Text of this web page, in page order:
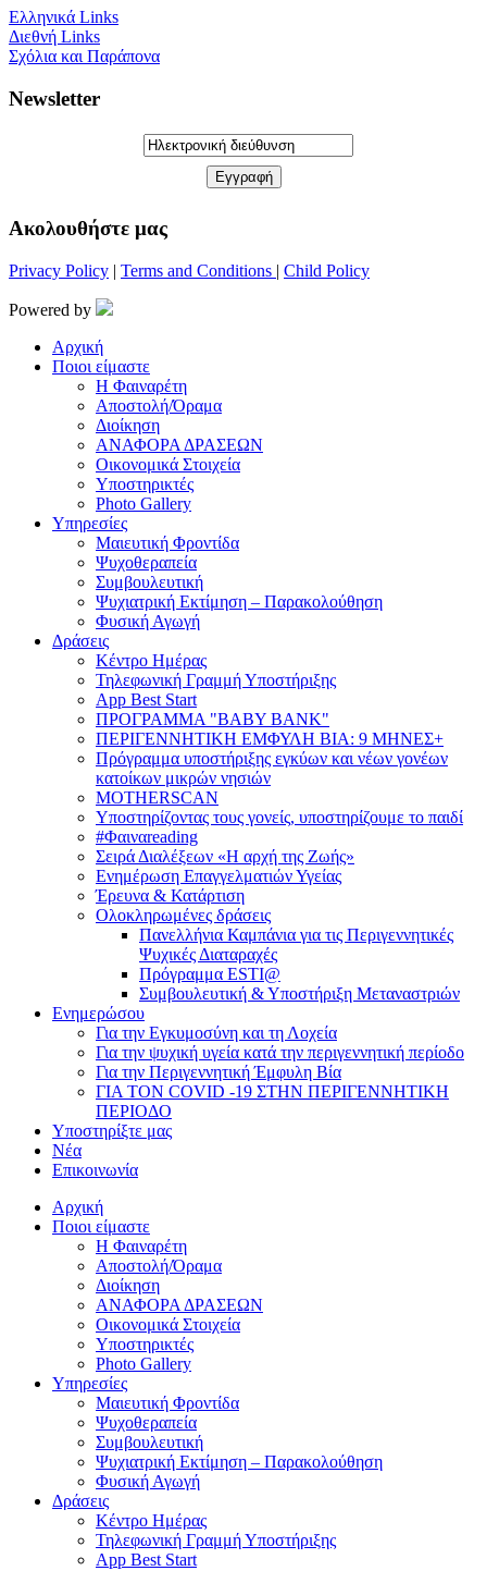
Ελληνικά Links
Διεθνή Links
Σχόλια και Παράπονα
Newsletter
Aκολουθήστε μας
Privacy Policy | Terms and Conditions | Child Policy
Powered by
Αρχική
Ποιοι είμαστε
Η Φαιναρέτη
Αποστολή/Όραμα
Διοίκηση
ΑΝΑΦΟΡΑ ΔΡΑΣΕΩΝ
Οικονομικά Στοιχεία
Υποστηρικτές
Photo Gallery
Υπηρεσίες
Μαιευτική Φροντίδα
Ψυχοθεραπεία
Συμβουλευτική
Ψυχιατρική Εκτίμηση – Παρακολούθηση
Φυσική Αγωγή
Δράσεις
Κέντρο Ημέρας
Τηλεφωνική Γραμμή Υποστήριξης
App Best Start
ΠΡΟΓΡΑΜΜΑ "BABY BANK"
ΠΕΡΙΓΕΝΝΗΤΙΚΗ ΕΜΦΥΛΗ ΒΙΑ: 9 ΜΗΝΕΣ+
Πρόγραμμα υποστήριξης εγκύων και νέων γονέων
κατοίκων μικρών νησιών
MOTHERSCAN
Υποστηρίζοντας τους γονείς, υποστηρίζουμε το παιδί
#Φαιναreading
Σειρά Διαλέξεων «Η αρχή της Ζωής»
Ενημέρωση Επαγγελματιών Υγείας
Έρευνα & Κατάρτιση
Ολοκληρωμένες δράσεις
Πανελλήνια Καμπάνια για τις Περιγεννητικές
Ψυχικές Διαταραχές
Πρόγραμμα ESTI@
Συμβουλευτική & Υποστήριξη Μεταναστριών
Ενημερώσου
Για την Εγκυμοσύνη και τη Λοχεία
Για την ψυχική υγεία κατά την περιγεννητική περίοδο
Για την Περιγεννητική Έμφυλη Βία
ΓΙΑ ΤΟΝ COVID -19 ΣΤΗΝ ΠΕΡΙΓΕΝΝΗΤΙΚΗ
ΠΕΡΙΟΔΟ
Υποστηρίξτε μας
Νέα
Επικοινωνία
Αρχική
Ποιοι είμαστε
Η Φαιναρέτη
Αποστολή/Όραμα
Διοίκηση
ΑΝΑΦΟΡΑ ΔΡΑΣΕΩΝ
Οικονομικά Στοιχεία
Υποστηρικτές
Photo Gallery
Υπηρεσίες
Μαιευτική Φροντίδα
Ψυχοθεραπεία
Συμβουλευτική
Ψυχιατρική Εκτίμηση – Παρακολούθηση
Φυσική Αγωγή
Δράσεις
Κέντρο Ημέρας
Τηλεφωνική Γραμμή Υποστήριξης
App Best Start